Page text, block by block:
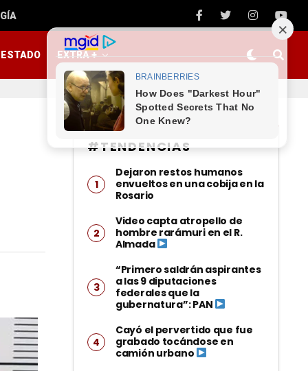
ESTADO EXTRA +
#TENDENCIAS
Dejaron restos humanos
envueltos en una cobija en la
Rosario
Video capta atropello de
hombre rarámuri en el R.
Almada
“Primero saldrán aspirantes
a las 9 diputaciones
federales que la
gubernatura”: PAN
Cayó el pervertido que fue
grabado tocándose en
camión urbano